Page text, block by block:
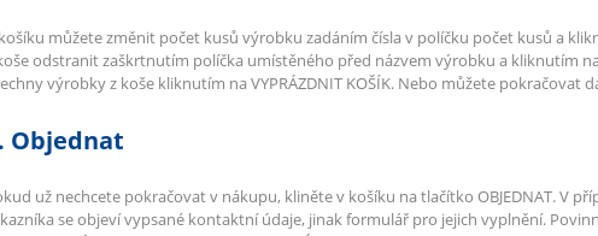
můžete změnit počet kusů výrobku zadáním čísla v políčku počet kusů a
odstranit zaškrtnutím políčka umístěného před názvem výrobku a kliknutím na
výrobky z koše kliknutím na VYPRÁZDNIT KOŠÍK. Nebo můžete pokračovat
Objednat
už nechcete pokračovat v nákupu, kliněte v košíku na tlačítko OBJEDNAT. V
se objeví vypsané kontaktní údaje, jinak formulář pro jejich vyplnění.